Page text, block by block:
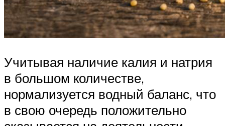
Учитывая наличие калия и натрия
в большом количестве,
нормализуется водный баланс, что
в свою очередь положительно